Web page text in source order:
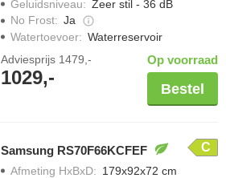
Geluidsniveau: Zeer stil - 36 dB
No Frost: Ja
Watertoevoer: Waterreservoir
Adviesprijs 1479,-
1029,-
Op voorraad
Bestel
Samsung RS70F66KCFEF C
Afmeting HxBxD: 179x92x72 cm